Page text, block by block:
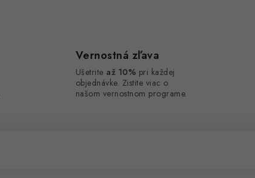
Vernostná zľava
Ušetrite až 10% pri každej
objednávke. Zistite viac o
našom vernostnom programe.